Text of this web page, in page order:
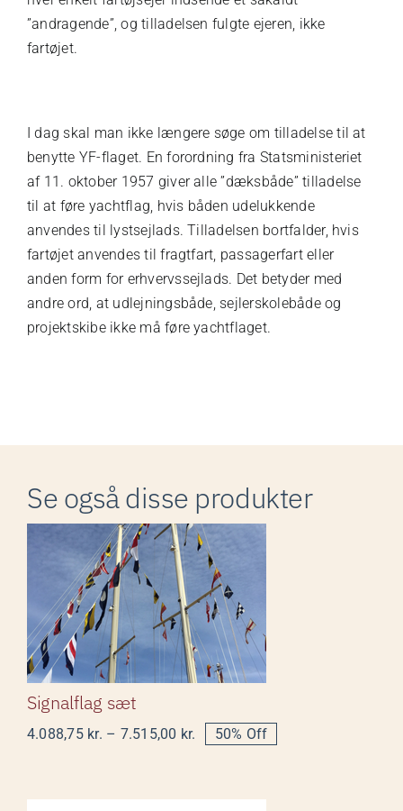
”andragende”, og tilladelsen fulgte ejeren, ikke
fartøjet.
I dag skal man ikke længere søge om tilladelse til at
benytte YF-flaget. En forordning fra Statsministeriet
af 11. oktober 1957 giver alle ”dæksbåde” tilladelse
til at føre yachtflag, hvis båden udelukkende
anvendes til lystsejlads. Tilladelsen bortfalder, hvis
fartøjet anvendes til fragtfart, passagerfart eller
anden form for erhvervssejlads. Det betyder med
andre ord, at udlejningsbåde, sejlerskolebåde og
projektskibe ikke må føre yachtflaget.
Se også disse produkter
Signalflag sæt
Signalflag sæt
4.088,75 kr. – 7.515,00 kr. Prisinterval:
4.088,75 kr.
50% Off